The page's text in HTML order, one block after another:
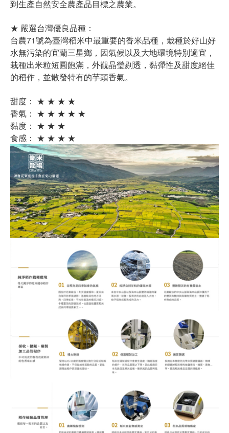
到生產自然安全農產品目標之農業。
★ 嚴選台灣優良品種：
台農71號為臺灣稻米中最重要的香米品種，栽種於好山好
水無污染的宜蘭三星鄉，因氣候以及大地環境特別適宜，
栽種出米粒短圓飽滿，外觀晶瑩剔透，黏彈性及甜度絕佳
的稻作，並散發特有的芋頭香氣。
甜度： ★ ★ ★ ★
香氣： ★ ★ ★ ★ ★
黏度： ★ ★ ★
食感： ★ ★ ★ ★